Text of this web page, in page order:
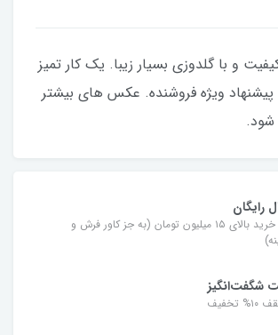
و با گلدوزی بسیار زیبا. یک کار تمیز
ویژه فروشنده. عکس های بیشتر
شود.
رایگان
برای خرید بالای ۱۵ میلیون تومان (به جز کاور فرش و
شگفت‌انگیز
تخفیف